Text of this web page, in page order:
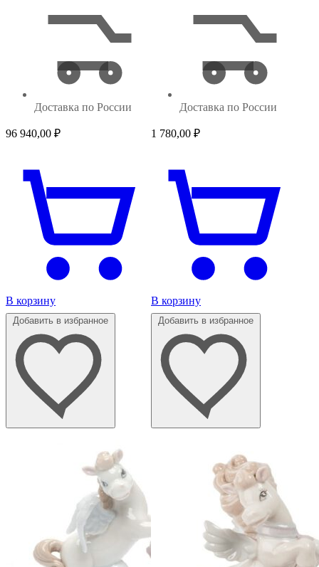
Доставка по России
96 940,00 ₽
В корзину
Доставка по России
1 780,00 ₽
В корзину
Добавить в избранное Добавить в избранное